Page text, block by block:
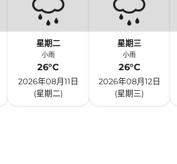
星期二
小雨
26°C
2026年08月11日
(星期二)
星期三
小雨
26°C
2026年08月12日
(星期三)